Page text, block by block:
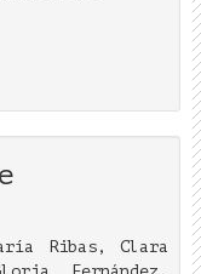
Ribas, Clara